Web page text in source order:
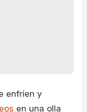
enfríen y
en una olla